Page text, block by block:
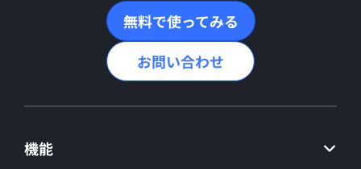
無料で使ってみる
お問い合わせ
機能